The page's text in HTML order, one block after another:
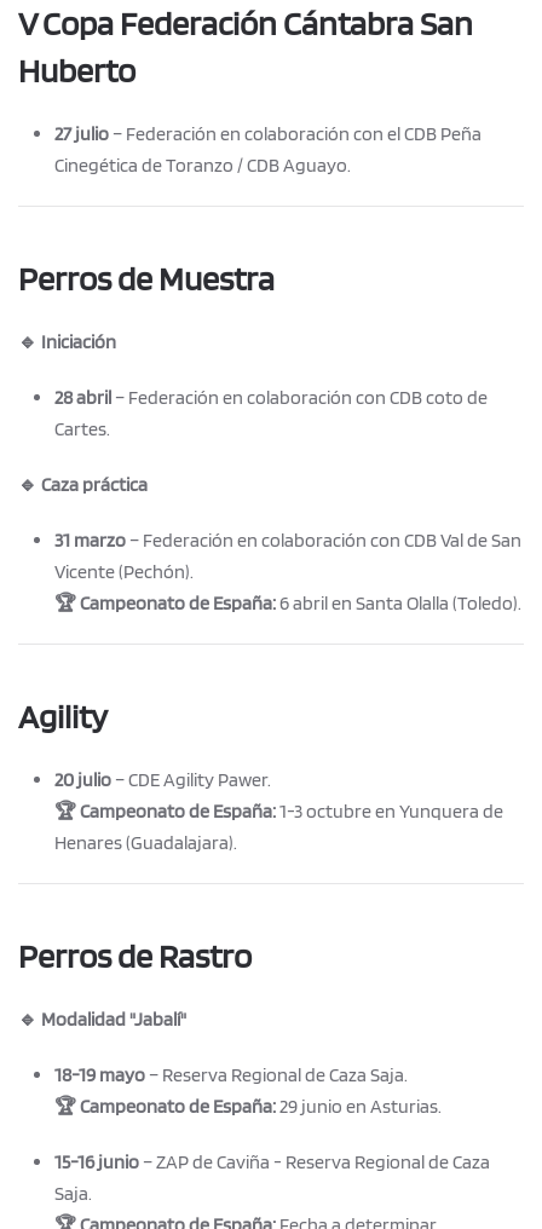
V Copa Federación Cántabra San
Huberto
27 julio – Federación en colaboración con el CDB Peña
Cinegética de Toranzo / CDB Aguayo.
Perros de Muestra
🔹 Iniciación
28 abril – Federación en colaboración con CDB coto de
Cartes.
🔹 Caza práctica
31 marzo – Federación en colaboración con CDB Val de San
Vicente (Pechón).
🏆 Campeonato de España:6 abril en Santa Olalla (Toledo).
Agility
20 julio – CDE Agility Pawer.
🏆 Campeonato de España:1-3 octubre en Yunquera de
Henares (Guadalajara).
Perros de Rastro
🔹 Modalidad "Jabalí"
18-19 mayo – Reserva Regional de Caza Saja.
🏆 Campeonato de España:29 junio en Asturias.
15-16 junio – ZAP de Caviña - Reserva Regional de Caza
Saja.
🏆 Campeonato de España: Fecha a determinar.